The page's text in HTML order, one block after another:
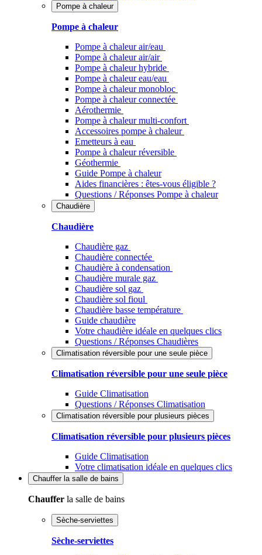
Pompe à chaleur
Pompe à chaleur
Pompe à chaleur air/eau
Pompe à chaleur air/air
Pompe à chaleur hybride
Pompe à chaleur​ eau/eau
Pompe à chaleur monobloc
Pompe à chaleur connectée
Aérothermie
Pompe à chaleur multi-confort
Accessoires pompe à chaleur
Emetteurs à eau
Pompe à chaleur réversible
Géothermie
Guide Pompe à chaleur
Aides financières : êtes-vous éligible ?
Questions / Réponses Pompe à chaleur
Chaudière
Chaudière
Chaudière gaz
Chaudière connectée
Chaudière à condensation
Chaudière murale gaz
Chaudière sol gaz
Chaudière sol fioul
Chaudière basse température
Guide chaudière
Votre chaudière idéale en quelques clics
Questions / Réponses Chaudières
Climatisation réversible pour une seule pièce
Climatisation réversible pour une seule pièce
Guide Climatisation
Questions / Réponses Climatisation
Climatisation réversible pour plusieurs pièces
Climatisation réversible pour plusieurs pièces
Guide Climatisation
Votre climatisation idéale en quelques clics
Chauffer la salle de bains
Chauffer la salle de bains
Sèche-serviettes
Sèche-serviettes